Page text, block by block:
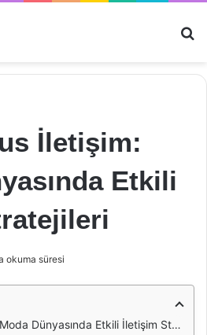
İletişim:
Etkili
okuma süresi
Dünyasında Etkili İletişim Stratejileri